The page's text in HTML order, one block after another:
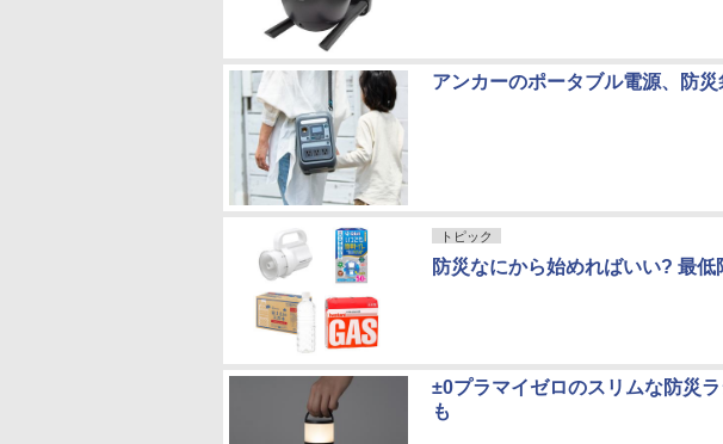
アンカーのポータブル電源、防
トピック
防災なにから始めればいい? 最
±0プラマイゼロのスリムな防災
も